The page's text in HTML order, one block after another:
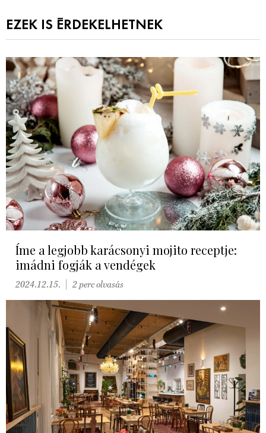
EZEK IS ÉRDEKELHETNEK
Íme a legjobb karácsonyi mojito receptje:
imádni fogják a vendégek
2024.12.15. 2 perc olvasás